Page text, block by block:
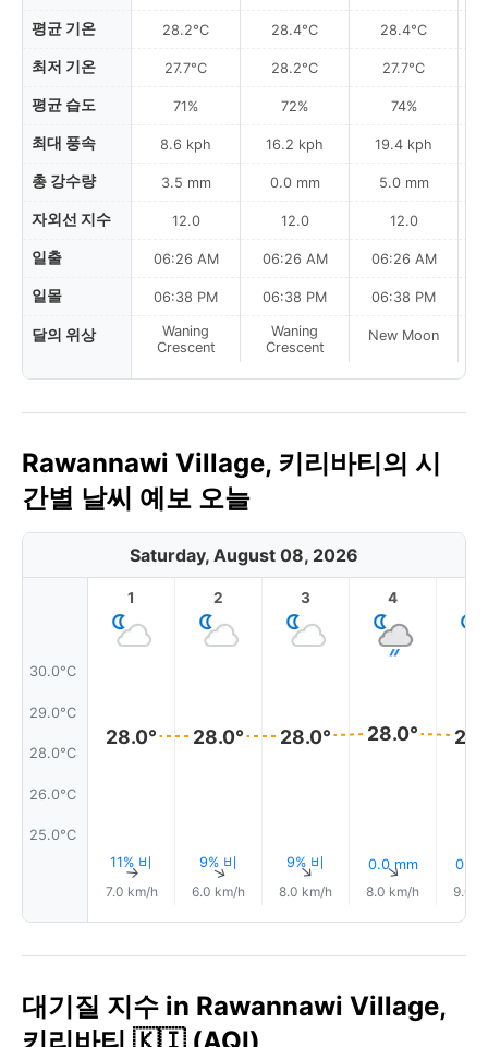
평균 기온
최저 기온
평균 습도
최대 풍속
총 강수량
자외선 지수
일출
일몰
달의 위상
28.2°C
27.7°C
71%
8.6 kph
3.5 mm
12.0
06:26 AM
06:38 PM
Waning
Crescent
28.4°C
28.2°C
72%
16.2 kph
0.0 mm
12.0
06:26 AM
06:38 PM
Waning
Crescent
28.4°C
27.7°C
74%
19.4 kph
5.0 mm
12.0
06:26 AM
06:38 PM
New Moon
Rawannawi Village, 키리바티의 시
간별 날씨 예보 오늘
Saturday, August 08, 2026
30.0°C
29.0°C
28.0°C
26.0°C
25.0°C
1
28.0°
11% 비
↑
7.0 km/h
2
28.0°
9% 비
↑
6.0 km/h
3
28.0°
9% 비
↑
8.0 km/h
4
28.0°
0.0 mm
↑
8.0 km/h
0.2
9.0
대기질 지수 in Rawannawi Village,